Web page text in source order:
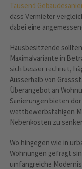
Tausend
dass Vermieter
dabei eine
Hausbesitzende
Maximalvariante in
sich besser rechnet,
Ausserhalb von
Überangebot an
Sanierungen bieten
wettbewerbsfähigen
Nebenkosten zu
Wo hingegen wie in
Wohnungen gefragt
umfangreiche